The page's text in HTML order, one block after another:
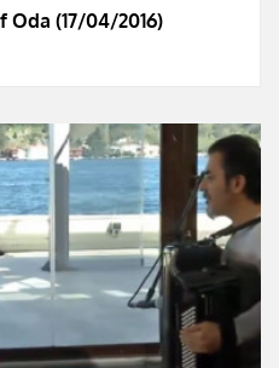
(17/04/2016)